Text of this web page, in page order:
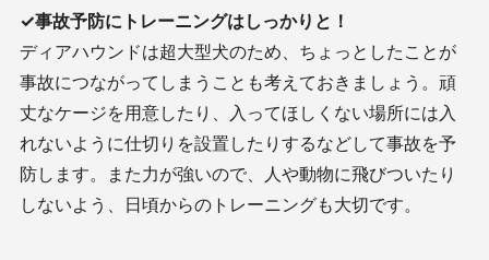
✓事故予防にトレーニングはしっかりと！
ディアハウンドは超大型犬のため、ちょっとしたことが
事故につながってしまうことも考えておきましょう。頑
丈なケージを用意したり、入ってほしくない場所には入
れないように仕切りを設置したりするなどして事故を予
防します。また力が強いので、人や動物に飛びついたり
しないよう、日頃からのトレーニングも大切です。